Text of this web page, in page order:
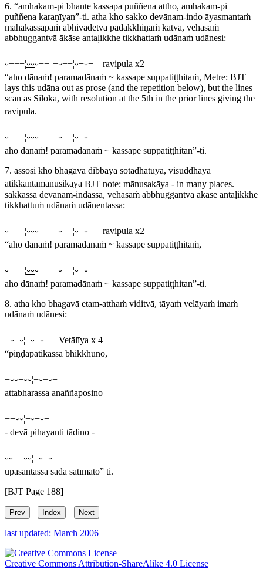
6. “amhākam-pi bhante kassapa puññena attho, amhākam-pi
puññena karaṇīyan”-ti. atha kho sakko devānam-indo āyasmantaṁ
mahākassapaṁ abhivādetvā padakkhiṇaṁ katvā, vehāsaṁ
abbhuggantvā ākāse antaḷikkhe tikkhattaṁ udānaṁ udānesi:
⏑−−−¦⏑⏑⏑−−¦¦−⏑−−¦⏑−⏑− ravipula x2
“aho dānaṁ! paramadānaṁ ~ kassape suppatiṭṭhitaṁ, Metre: BJT
lays this udāna out as prose (and the repetition below), but the lines
scan as Siloka, with resolution at the 5th in the prior lines giving the
ravipula.
⏑−−−¦⏑⏑⏑−−¦¦−⏑−−¦⏑−⏑−
aho dānaṁ! paramadānaṁ ~ kassape suppatiṭṭhitan”-ti.
7. assosi kho bhagavā dibbāya sotadhātuyā, visuddhāya
atikkantamānusikāya BJT note: mānusakāya - in many places.
sakkassa devānam-indassa, vehāsaṁ abbhuggantvā ākāse antaḷikkhe
tikkhattuṁ udānaṁ udānentassa:
⏑−−−¦⏑⏑⏑−−¦¦−⏑−−¦⏑−⏑− ravipula x2
“aho dānaṁ! paramadānaṁ ~ kassape suppatiṭṭhitaṁ,
⏑−−−¦⏑⏑⏑−−¦¦−⏑−−¦⏑−⏑−
aho dānaṁ! paramadānaṁ ~ kassape suppatiṭṭhitan”-ti.
8. atha kho bhagavā etam-atthaṁ viditvā, tāyaṁ velāyaṁ imaṁ
udānaṁ udānesi:
−⏑−⏑¦−⏑−⏑− Vetālīya x 4
“piṇḍapātikassa bhikkhuno,
−⏑⏑−⏑⏑¦−⏑−⏑−
attabharassa anaññaposino
−−⏑⏑¦−⏑−⏑−
- devā pihayanti tādino -
⏑⏑−−⏑⏑¦−⏑−⏑−
upasantassa sadā satīmato” ti.
[BJT Page 188]
Prev Index Next
last updated: March 2006
Creative Commons Attribution-ShareAlike 4.0 License